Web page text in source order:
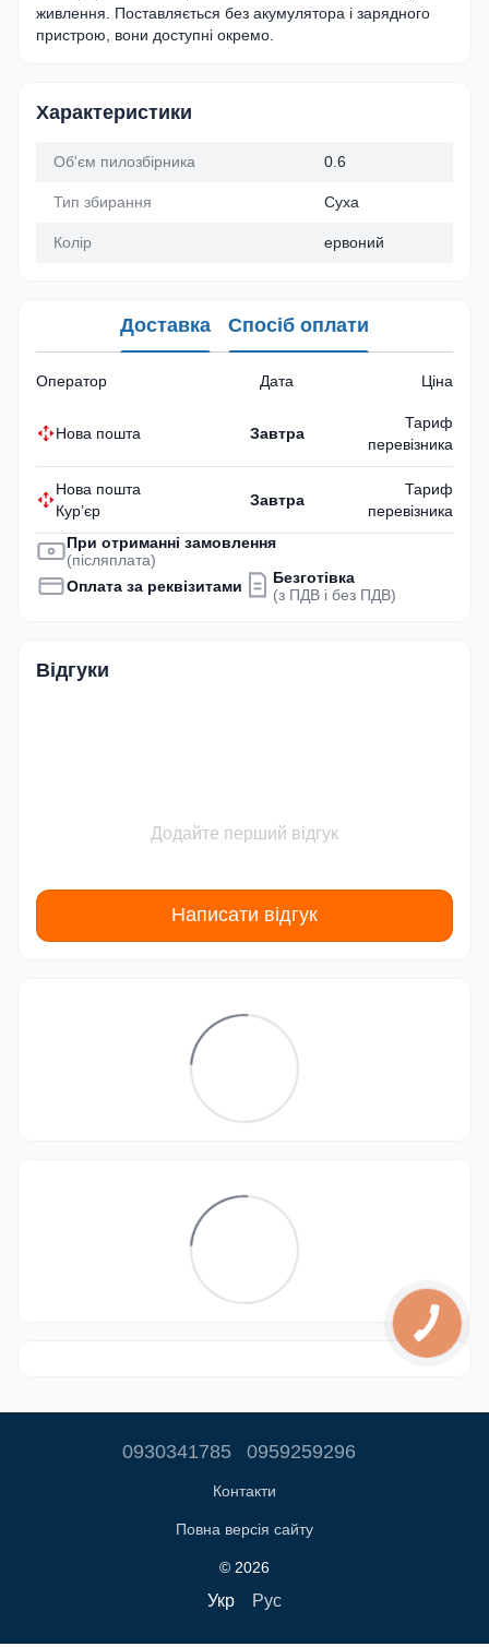
живлення. Поставляється без акумулятора і зарядного
пристрою, вони доступні окремо.
Характеристики
Об'єм пилозбірника 0.6
Тип збирання Суха
Колір ервоний
Доставка Спосіб оплати
Оператор Дата Ціна
Нова пошта Завтра
Тариф
перевізника
Нова пошта
Кур’єр
Завтра
Тариф
перевізника
При отриманні замовлення
(післяплата)
Оплата за реквізитами
Безготівка
(з ПДВ і без ПДВ)
Відгуки
Додайте перший відгук
Написати відгук
0930341785 0959259296
Контакти
Повна версія сайту
© 2026
Укр Рус